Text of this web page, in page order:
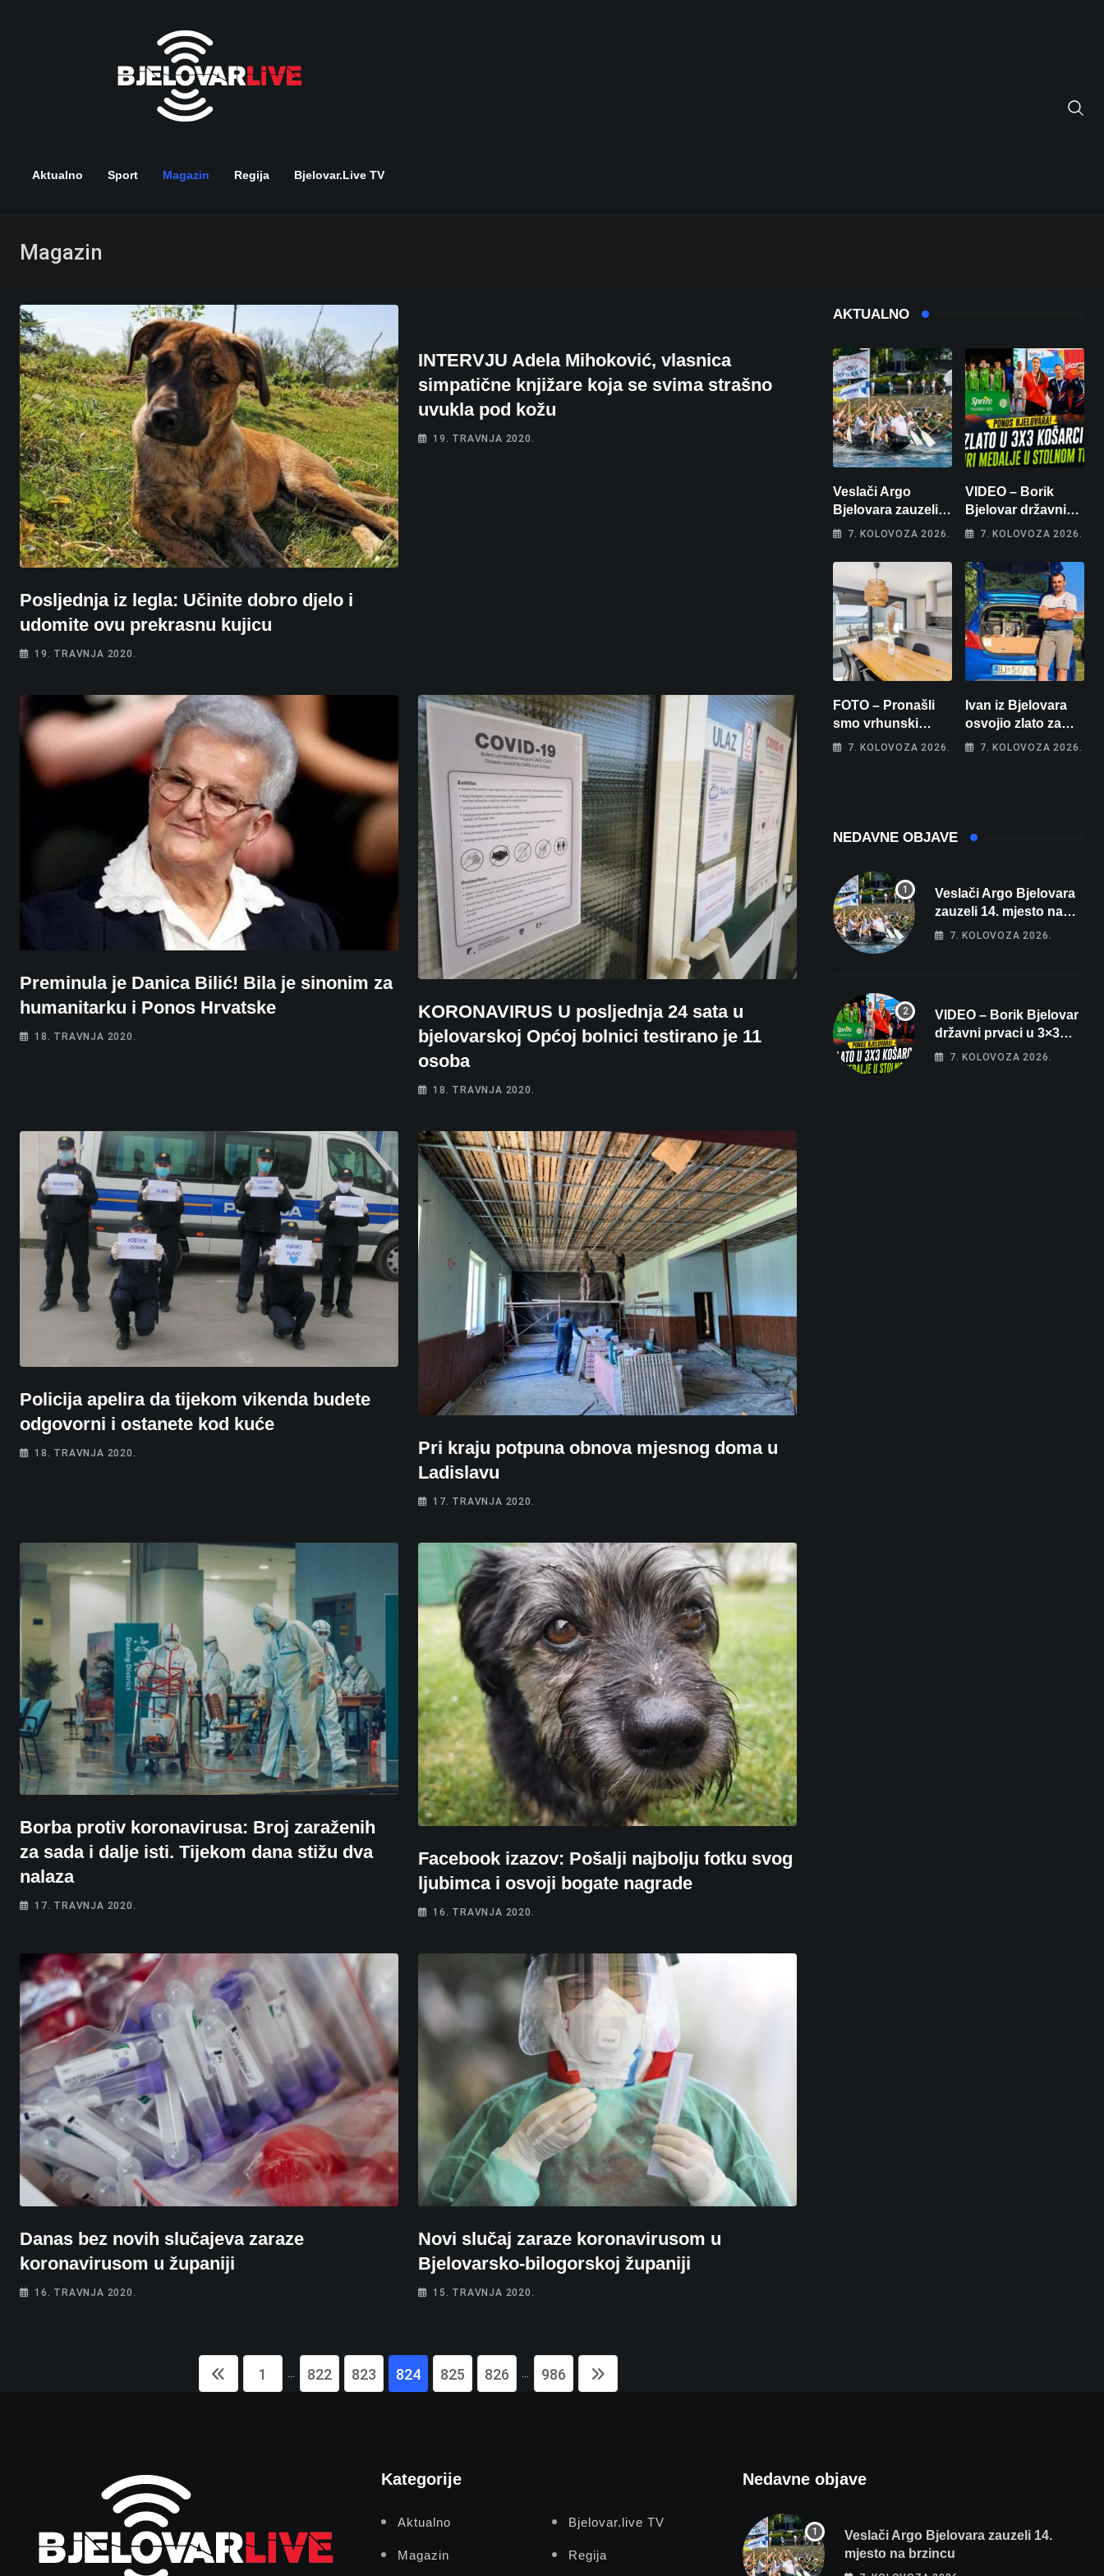
Aktualno Sport Magazin Regija Bjelovar.live TV
Magazin
Posljednja iz legla: Učinite dobro djelo i
udomite ovu prekrasnu kujicu
19. TRAVNJA 2020.
INTERVJU Adela Mihoković, vlasnica
simpatične knjižare koja se svima strašno
uvukla pod kožu
19. TRAVNJA 2020.
Preminula je Danica Bilić! Bila je sinonim za
humanitarku i Ponos Hrvatske
18. TRAVNJA 2020.
KORONAVIRUS U posljednja 24 sata u
bjelovarskoj Općoj bolnici testirano je 11
osoba
18. TRAVNJA 2020.
Policija apelira da tijekom vikenda budete
odgovorni i ostanete kod kuće
18. TRAVNJA 2020.
Pri kraju potpuna obnova mjesnog doma u
Ladislavu
17. TRAVNJA 2020.
Borba protiv koronavirusa: Broj zaraženih
za sada i dalje isti. Tijekom dana stižu dva
nalaza
17. TRAVNJA 2020.
Facebook izazov: Pošalji najbolju fotku svog
ljubimca i osvoji bogate nagrade
16. TRAVNJA 2020.
Danas bez novih slučajeva zaraze
koronavirusom u županiji
16. TRAVNJA 2020.
Novi slučaj zaraze koronavirusom u
Bjelovarsko-bilogorskoj županiji
15. TRAVNJA 2020.
1 ... 822 823 824 825 826 ... 986
AKTUALNO
Veslači Argo
Bjelovara zauzeli
14. mjesto na
7. KOLOVOZA 2026.
VIDEO – Borik
Bjelovar državni
prvaci u 3×3
Končar je
prvakinja Hrvatske
u stolnom tenisu!
7. KOLOVOZA 2026.
FOTO – Pronašli
smo vrhunski
apartman za
7. KOLOVOZA 2026.
Ivan iz Bjelovara
osvojio zlato za
najglasniji audio
7. KOLOVOZA 2026.
NEDAVNE OBJAVE
Veslači Argo Bjelovara
zauzeli 14. mjesto na
brzincu
7. KOLOVOZA 2026.
VIDEO – Borik Bjelovar
državni prvaci u 3×3
košarci, Klara Končar je
7. KOLOVOZA 2026.
Kategorije
Aktualno Bjelovar.live TV
Magazin Regija
Nedavne objave
Veslači Argo Bjelovara zauzeli 14.
mjesto na brzincu